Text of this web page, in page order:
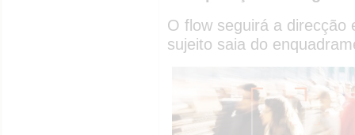
O flow seguirá a direcção
sujeito saia do